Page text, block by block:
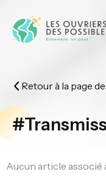
Retour à la page
Aucun article associé